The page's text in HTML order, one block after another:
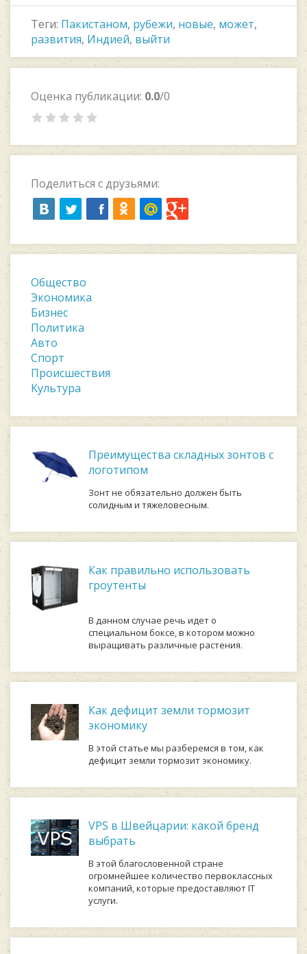
Теги: Пакистаном, рубежи, новые, может,
развития, Индией, выйти
Оценка публикации: 0.0/0
Поделиться с друзьями:
Общество
Экономика
Бизнес
Политика
Авто
Спорт
Происшествия
Культура
Преимущества складных зонтов с
логотипом
Зонт не обязательно должен быть
солидным и тяжеловесным.
Как правильно использовать
гроутенты
В данном случае речь идет о
специальном боксе, в котором можно
выращивать различные растения.
Как дефицит земли тормозит
экономику
В этой статье мы разберемся в том, как
дефицит земли тормозит экономику.
VPS в Швейцарии: какой бренд
выбрать
В этой благословенной стране
огромнейшее количество первоклассных
компаний, которые предоставляют IT
услуги.